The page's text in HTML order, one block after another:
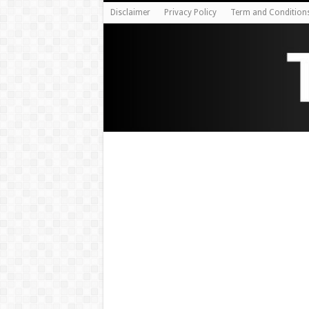
Disclaimer Privacy Policy Term and